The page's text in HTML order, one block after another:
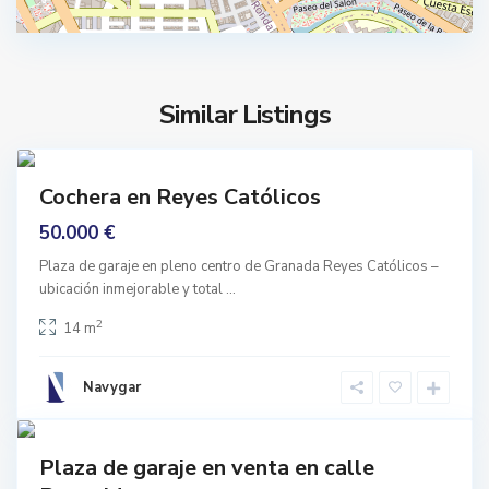
Similar Listings
r
Cochera en Reyes Católicos
50.000 €
Plaza de garaje en pleno centro de Granada Reyes Católicos –
ubicación inmejorable y total ...
14 m2
Navygar
R
e
a
,
G
r
a
n
Plaza de garaje en venta en calle
l
a
z
D
c